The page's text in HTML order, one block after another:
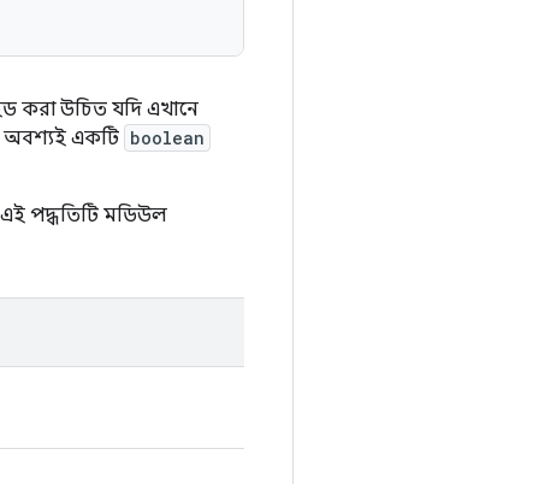
করা উচিত যদি এখানে
অবশ্যই একটি boolean
এই পদ্ধতিটি মডিউল